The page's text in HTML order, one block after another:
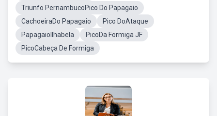
Triunfo PernambucoPico Do Papagaio
CachoeiraDo Papagaio
Pico DoAtaque
PapagaioIlhabela
PicoDa Formiga JF
PicoCabeça De Formiga